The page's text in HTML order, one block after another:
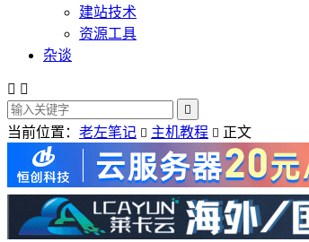
建站技术
资源工具
杂谈
 

当前位置： 老左笔记  主机教程  正文